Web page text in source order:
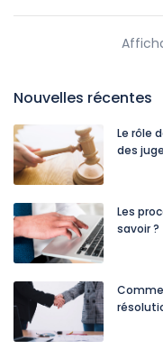
Nouvelles récentes
Le rôle
des
Les
savoir ?